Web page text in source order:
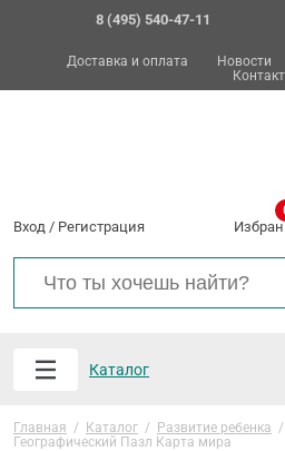
8 (495) 540-47-11
Доставка и оплата Новости
Вход / Регистрация
Каталог
Главная / Каталог / Развитие ребенка /
Географический Пазл Карта мира